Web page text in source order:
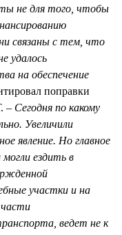
не для того, чтобы
связаны с тем, что
удалось
на обеспечение
поправки
– Сегодня по какому
Увеличили
явление. Но главное
ездить в
участки и на
ведет не к